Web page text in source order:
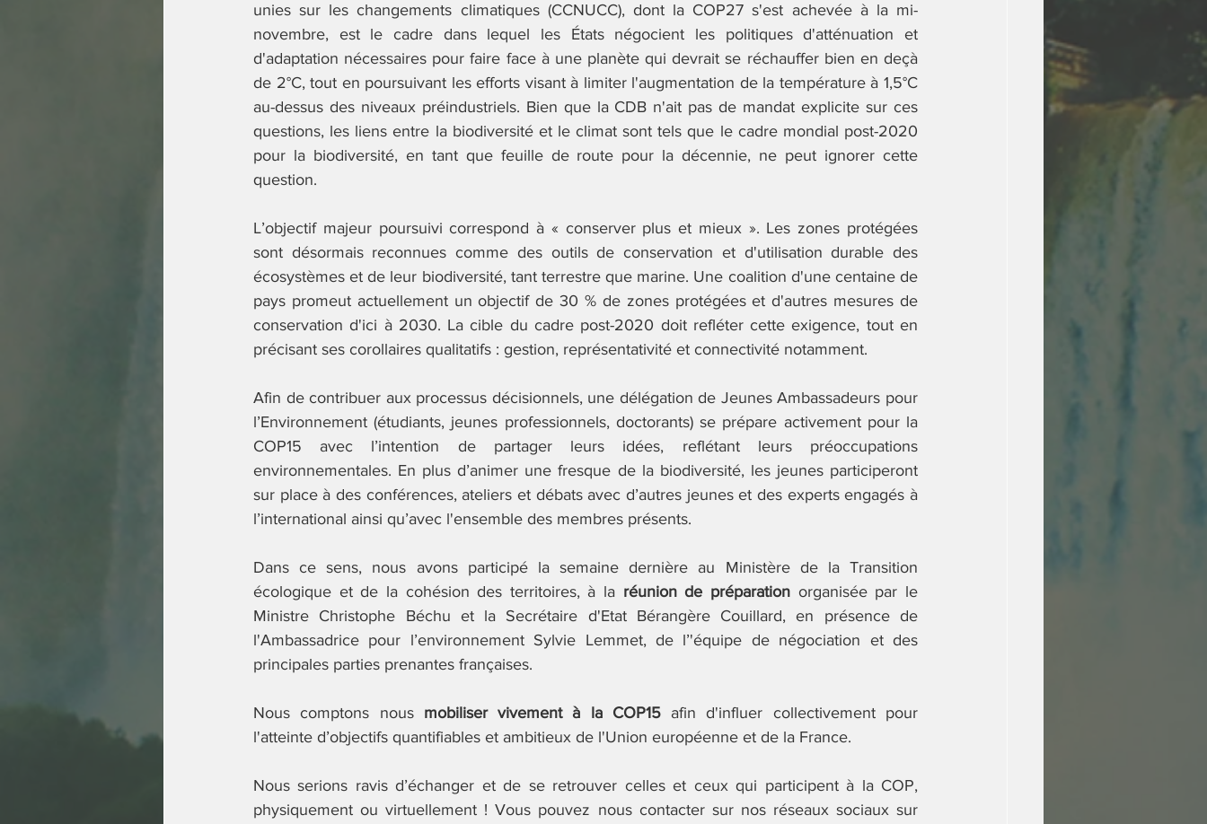
unies sur les changements climatiques (CCNUCC), dont la COP27 s'est achevée à la mi-
novembre, est le cadre dans lequel les États négocient les politiques d'atténuation et
d'adaptation nécessaires pour faire face à une planète qui devrait se réchauffer bien en deçà
de 2°C, tout en poursuivant les efforts visant à limiter l'augmentation de la température à 1,5°C
au-dessus des niveaux préindustriels. Bien que la CDB n'ait pas de mandat explicite sur ces
questions, les liens entre la biodiversité et le climat sont tels que le cadre mondial post-2020
pour la biodiversité, en tant que feuille de route pour la décennie, ne peut ignorer cette
question.
L’objectif majeur poursuivi correspond à « conserver plus et mieux ». Les zones protégées
sont désormais reconnues comme des outils de conservation et d'utilisation durable des
écosystèmes et de leur biodiversité, tant terrestre que marine. Une coalition d'une centaine de
pays promeut actuellement un objectif de 30 % de zones protégées et d'autres mesures de
conservation d'ici à 2030. La cible du cadre post-2020 doit refléter cette exigence, tout en
précisant ses corollaires qualitatifs : gestion, représentativité et connectivité notamment.
Afin de contribuer aux processus décisionnels, une délégation de Jeunes Ambassadeurs pour
l’Environnement (étudiants, jeunes professionnels, doctorants) se prépare activement pour la
COP15 avec l’intention de partager leurs idées, reflétant leurs préoccupations
environnementales. En plus d’animer une fresque de la biodiversité, les jeunes participeront
sur place à des conférences, ateliers et débats avec d’autres jeunes et des experts engagés à
l’international ainsi qu’avec l'ensemble des membres présents.
Dans ce sens, nous avons participé la semaine dernière au Ministère de la Transition
écologique et de la cohésion des territoires, à la réunion de préparation organisée par le
Ministre Christophe Béchu et la Secrétaire d'Etat Bérangère Couillard, en présence de
l'Ambassadrice pour l’environnement Sylvie Lemmet, de l’'équipe de négociation et des
principales parties prenantes françaises.
Nous comptons nous mobiliser vivement à la COP15 afin d'influer collectivement pour
l'atteinte d’objectifs quantifiables et ambitieux de l'Union européenne et de la France.
Nous serions ravis d’échanger et de se retrouver celles et ceux qui participent à la COP,
physiquement ou virtuellement ! Vous pouvez nous contacter sur nos réseaux sociaux sur